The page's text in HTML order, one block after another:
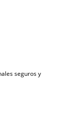
seguros y